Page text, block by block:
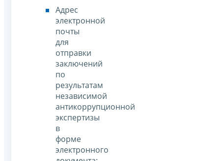
Адрес
электронной
почты
для
отправки
заключений
по
результатам
независимой
антикоррупционной
экспертизы
в
форме
электронного